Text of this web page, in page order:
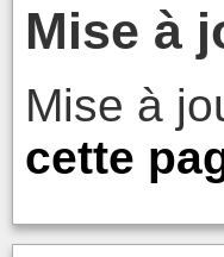
Mise à
Mise à
cette